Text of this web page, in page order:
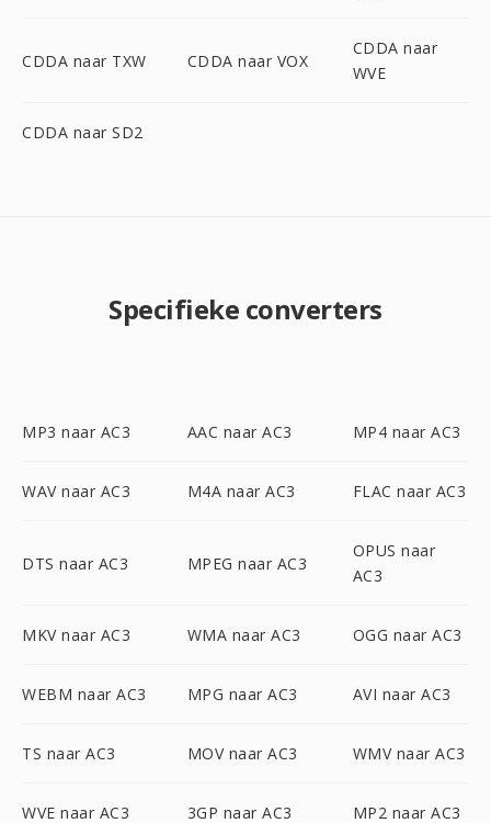
CDDA naar TXW CDDA naar VOX
CDDA naar
WVE
CDDA naar SD2
Specifieke converters
MP3 naar AC3 AAC naar AC3 MP4 naar AC3
WAV naar AC3 M4A naar AC3 FLAC naar AC3
DTS naar AC3 MPEG naar AC3
OPUS naar
AC3
MKV naar AC3 WMA naar AC3 OGG naar AC3
WEBM naar AC3 MPG naar AC3 AVI naar AC3
TS naar AC3 MOV naar AC3 WMV naar AC3
WVE naar AC3 3GP naar AC3 MP2 naar AC3